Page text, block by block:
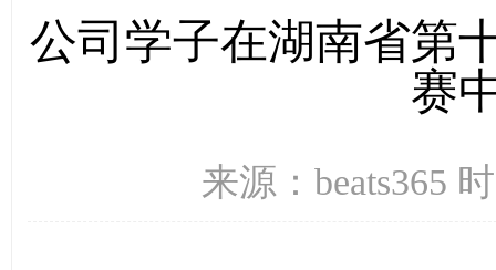
公司学子在湖南省第
赛
来源：beats365